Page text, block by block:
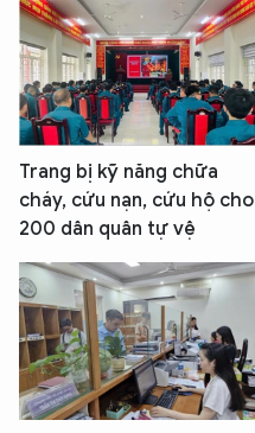
Trang bị kỹ năng chữa
cháy, cứu nạn, cứu hộ cho
200 dân quân tự vệ